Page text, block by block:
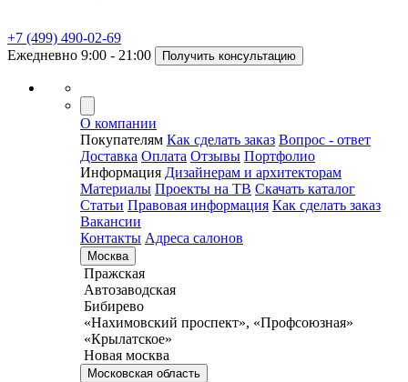
+7 (499) 490-02-69
Ежедневно 9:00 - 21:00
Получить консультацию
О компании
Покупателям Как сделать заказ Вопрос - ответ
Доставка Оплата Отзывы Портфолио
Информация Дизайнерам и архитекторам
Материалы Проекты на ТВ Скачать каталог
Статьи Правовая информация Как сделать заказ
Вакансии
Контакты Адреса салонов
Москва
Пражская
Автозаводская
Бибирево
«Нахимовский проспект», «Профсоюзная»
«Крылатское»
Новая москва
Московская область